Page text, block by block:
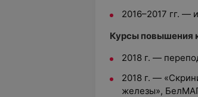
2016–2017 гг. —
Курсы повышения
2018 г. —
2018 г. —
железы»,